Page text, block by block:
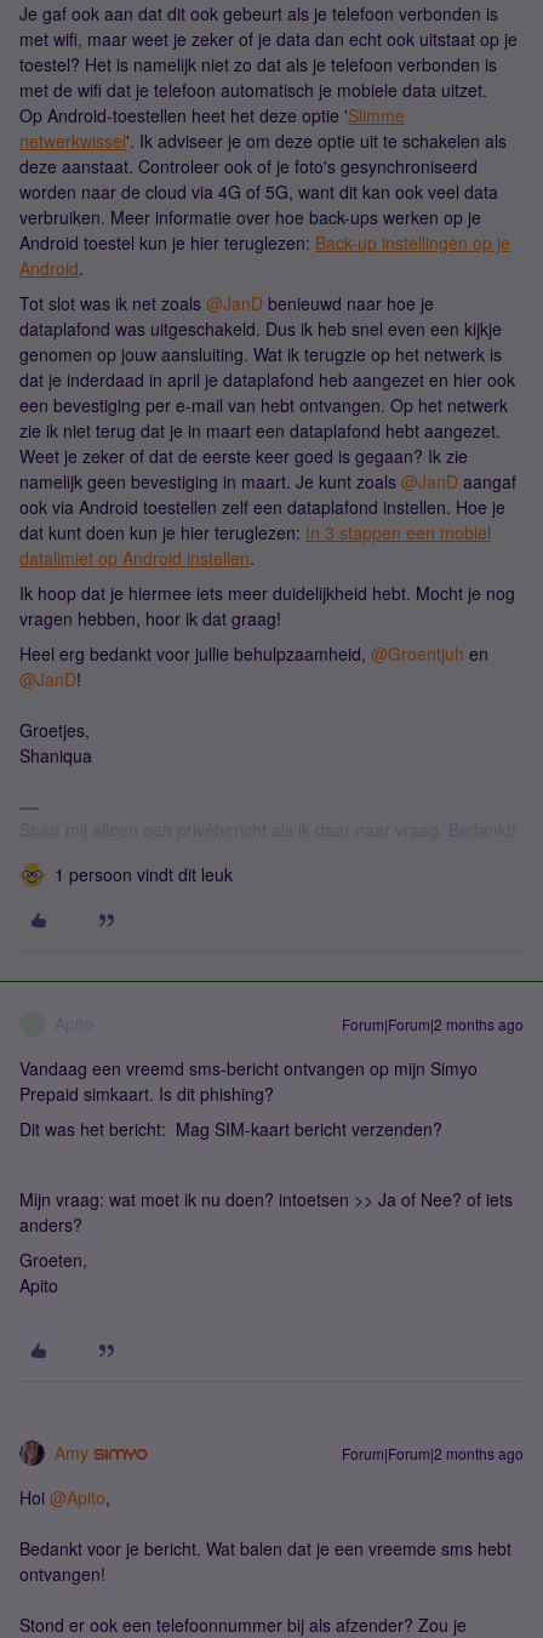
Je gaf ook aan dat dit ook gebeurt als je telefoon verbonden is
met wifi, maar weet je zeker of je data dan echt ook uitstaat op je
toestel? Het is namelijk niet zo dat als je telefoon verbonden is
met de wifi dat je telefoon automatisch je mobiele data uitzet.
Op Android-toestellen heet het deze optie 'Slimme
netwerkwissel'. Ik adviseer je om deze optie uit te schakelen als
deze aanstaat. Controleer ook of je foto's gesynchroniseerd
worden naar de cloud via 4G of 5G, want dit kan ook veel data
verbruiken. Meer informatie over hoe back-ups werken op je
Android toestel kun je hier teruglezen: Back-up instellingen op je
Android.
Tot slot was ik net zoals ​ @JanD benieuwd naar hoe je
dataplafond was uitgeschakeld. Dus ik heb snel even een kijkje
genomen op jouw aansluiting. Wat ik terugzie op het netwerk is
dat je inderdaad in april je dataplafond heb aangezet en hier ook
een bevestiging per e-mail van hebt ontvangen. Op het netwerk
zie ik niet terug dat je in maart een dataplafond hebt aangezet.
Weet je zeker of dat de eerste keer goed is gegaan? Ik zie
namelijk geen bevestiging in maart. Je kunt zoals ​ @JanD aangaf
ook via Android toestellen zelf een dataplafond instellen. Hoe je
dat kunt doen kun je hier teruglezen: In 3 stappen een mobiel
datalimiet op Android instellen.
Ik hoop dat je hiermee iets meer duidelijkheid hebt. Mocht je nog
vragen hebben, hoor ik dat graag!
Heel erg bedankt voor jullie behulpzaamheid, ​ @Groentjuh en ​
@JanD!
Groetjes,
Shaniqua
1 persoon vindt dit leuk
Apito Forum|Forum|2 months ago
Vandaag een vreemd sms-bericht ontvangen op mijn Simyo
Prepaid simkaart. Is dit phishing?
Dit was het bericht: Mag SIM-kaart bericht verzenden?
Mijn vraag: wat moet ik nu doen? intoetsen >> Ja of Nee? of iets
anders?
Groeten,
Apito
Amy Forum|Forum|2 months ago
Hoi ​ @Apito,
Bedankt voor je bericht. Wat balen dat je een vreemde sms hebt
ontvangen!
Stond er ook een telefoonnummer bij als afzender? Zou je